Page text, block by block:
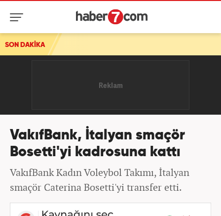
SON DAKİKA
VakıfBank, İtalyan smaçör
Bosetti'yi kadrosuna kattı
VakıfBank Kadın Voleybol Takımı, İtalyan
smaçör Caterina Bosetti'yi transfer etti.